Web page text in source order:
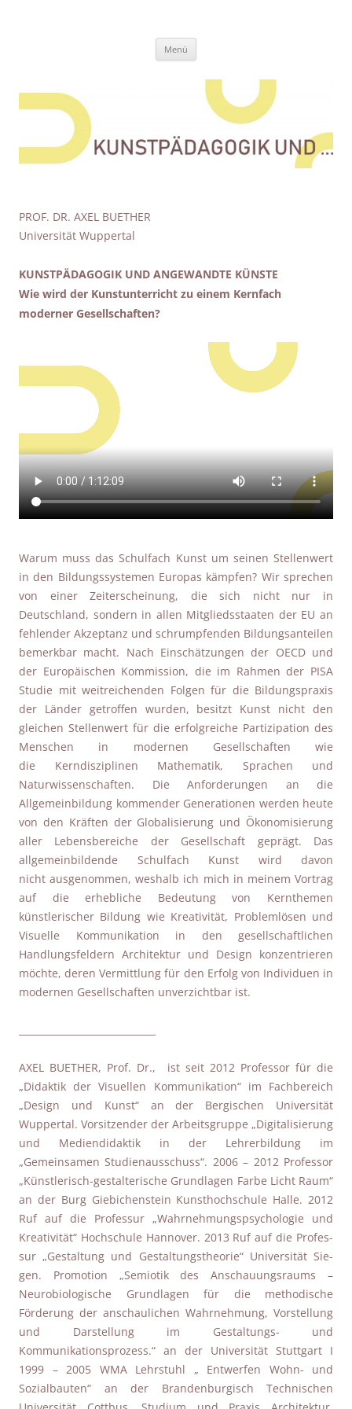
Menü
PROF. DR. AXEL BUETHER
Universität Wuppertal
KUNSTPÄDAGOGIK UND ANGEWANDTE KÜNSTE
Wie wird der Kunstunterricht zu einem Kernfach
moderner Gesellschaften?
Warum muss das Schulfach Kunst um seinen Stellenwert
in den Bildungssystemen Europas kämpfen? Wir sprechen
von einer Zeiterscheinung, die sich nicht nur in
Deutschland, sondern in allen Mitgliedsstaaten der EU an
fehlender Akzeptanz und schrumpfenden Bildungsanteilen
bemerkbar macht. Nach Einschätzungen der OECD und
der Europäischen Kommission, die im Rahmen der PISA
Studie mit weitreichenden Folgen für die Bildungspraxis
der Länder getroffen wurden, besitzt Kunst nicht den
gleichen Stellenwert für die erfolgreiche Partizipation des
Menschen in modernen Gesellschaften wie
die Kerndisziplinen Mathematik, Sprachen und
Naturwissenschaften. Die Anforderungen an die
Allgemeinbildung kommender Generationen werden heute
von den Kräften der Globalisierung und Ökonomisierung
aller Lebensbereiche der Gesellschaft geprägt. Das
allgemeinbildende Schulfach Kunst wird davon
nicht ausgenommen, weshalb ich mich in meinem Vortrag
auf die erhebliche Bedeutung von Kernthemen
künstlerischer Bildung wie Kreativität, Problemlösen und
Visuelle Kommunikation in den gesellschaftlichen
Handlungsfeldern Architektur und Design konzentrieren
möchte, deren Vermittlung für den Erfolg von Individuen in
modernen Gesellschaften unverzichtbar ist.
AXEL BUETHER, Prof. Dr., ist seit 2012 Professor für die
„Didaktik der Visuellen Kommunikation“ im Fachbereich
„Design und Kunst“ an der Bergischen Universität
Wuppertal. Vorsitzender der Arbeitsgruppe „Digitalisierung
und Mediendidaktik in der Lehrerbildung im
„Gemeinsamen Studienausschuss“. 2006 – 2012 Professor
„Künstlerisch-gestalterische Grundlagen Farbe Licht Raum“
an der Burg Giebichenstein Kunsthochschule Halle. 2012
Ruf auf die Pro­fes­sur „Wahr­neh­mungs­psy­cho­lo­gie und
Krea­ti­vi­tät“ Hoch­schule Han­no­ver. 2013 Ruf auf die Pro­fes­
sur „Gestal­tung und Gestal­tungs­theo­rie“ Uni­ver­si­tät Sie­
gen. Pro­mo­tion „Semiotik des Anschauungsraums –
Neurobiologische Grundlagen für die methodische
Förderung der anschaulichen Wahrnehmung, Vorstellung
und Darstellung im Gestaltungs- und
Kommunikationsprozess.“ an der Uni­ver­si­tät Stutt­gart I
1999 – 2005 WMA Lehrstuhl „ Entwerfen Wohn- und
Sozialbauten“ an der Brandenburgisch Technischen